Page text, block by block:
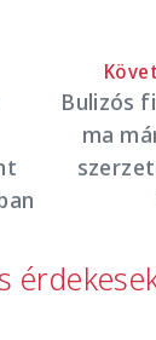
Bulizós
ma